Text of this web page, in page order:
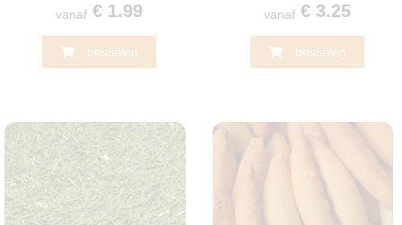
vanaf € 1.99
bestellen
vanaf€ 3.25
bestellen